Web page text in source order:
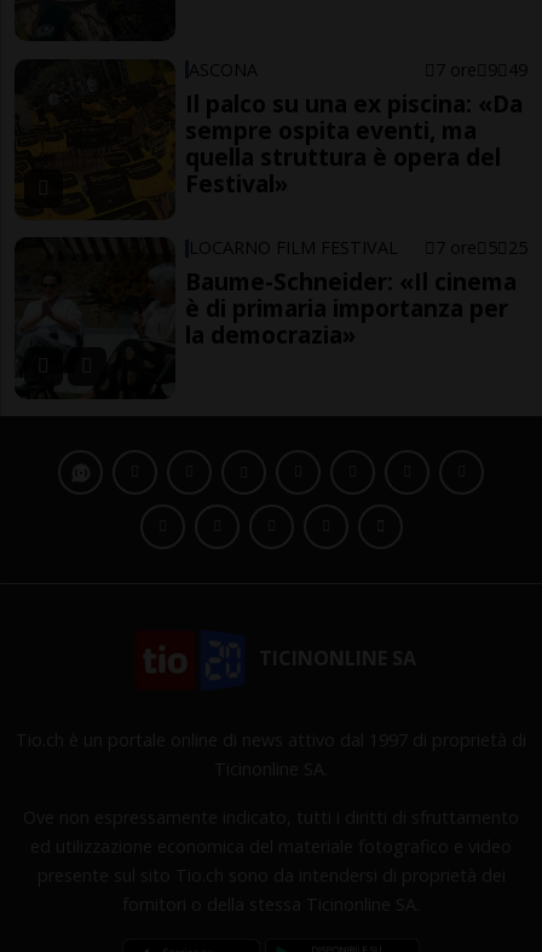
ASCONA 7 ore 9 49
Il palco su una ex piscina: «Da
sempre ospita eventi, ma
quella struttura è opera del
Festival»
LOCARNO FILM FESTIVAL 7 ore 5 25
Baume-Schneider: «Il cinema
è di primaria importanza per
la democrazia»